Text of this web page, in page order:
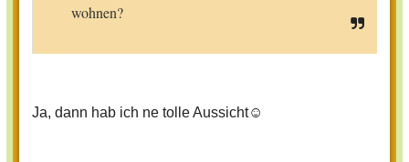
wohnen?
Ja, dann hab ich ne tolle Aussicht☺